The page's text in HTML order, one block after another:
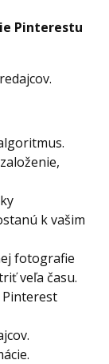
Pinterestu
k vašim
fotografie
veľa času.
Pinterest